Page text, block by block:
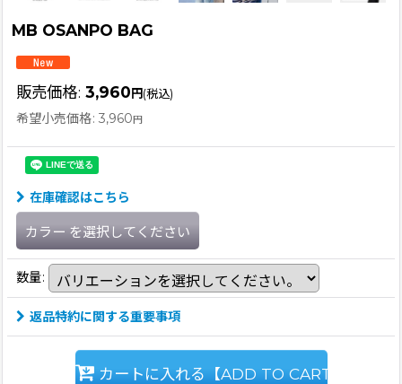
MB OSANPO BAG
販売価格: 3,960円(税込)
希望小売価格: 3,960円
在庫確認はこちら
カラー を選択してください
数量:
返品特約に関する重要事項
カートに入れる【ADD TO CART】